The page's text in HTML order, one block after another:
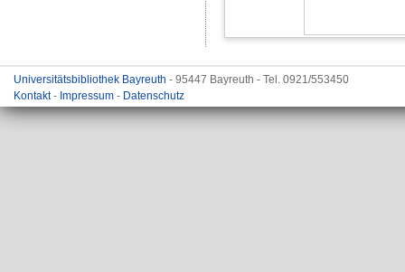
Universitätsbibliothek Bayreuth - 95447 Bayreuth - Tel. 0921/553450
Kontakt- Impressum - Datenschutz